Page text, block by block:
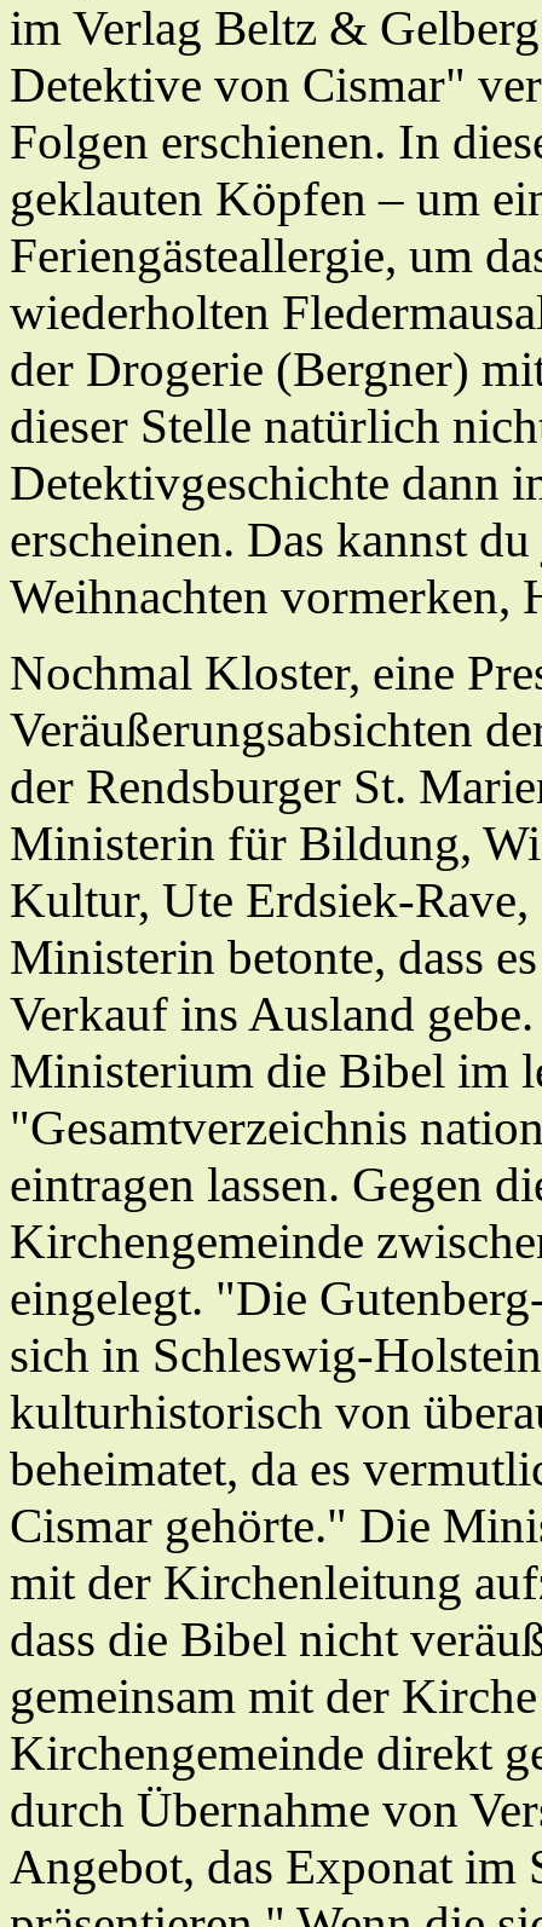
im Verlag Beltz &
Detektive von Cismar"
Folgen erschienen. In
geklauten Köpfen – um
Feriengästeallergie, um
wiederholten
der Drogerie (Bergner)
dieser Stelle natürlich
Detektivgeschichte dann
erscheinen. Das kannst
Weihnachten vormerken,
Nochmal Kloster, eine
Veräußerungsabsichten
der Rendsburger St.
Ministerin für Bildung,
Kultur, Ute Erdsiek-
Ministerin betonte, dass
Verkauf ins Ausland
Ministerium die Bibel im
"Gesamtverzeichnis
eintragen lassen. Gegen
Kirchengemeinde
eingelegt. "Die
sich in Schleswig-
kulturhistorisch von
beheimatet, da es
Cismar gehörte." Die
mit der Kirchenleitung
dass die Bibel nicht
gemeinsam mit der
Kirchengemeinde direkt
durch Übernahme von
Angebot, das Exponat im